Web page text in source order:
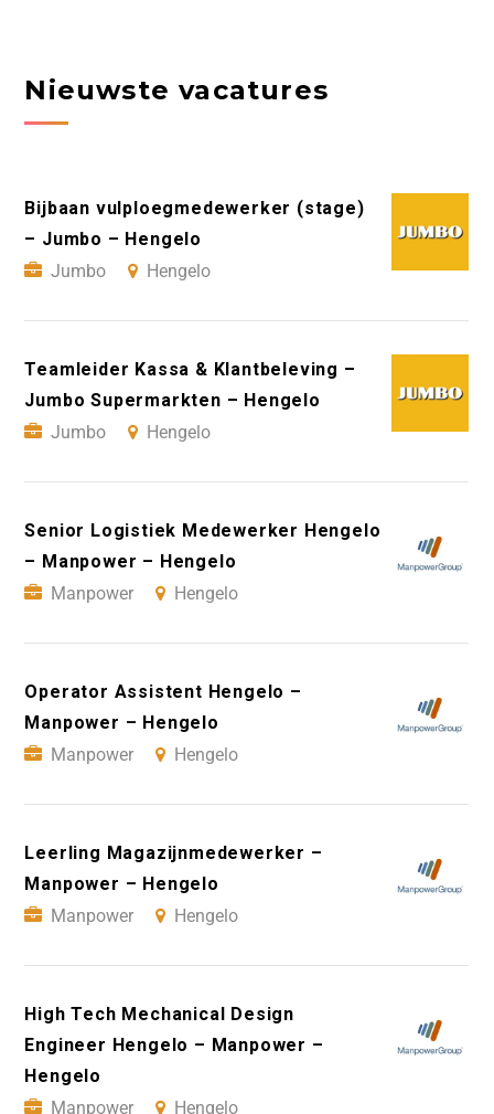
Nieuwste vacatures
Bijbaan vulploegmedewerker (stage)
– Jumbo – Hengelo
Jumbo
Hengelo
Teamleider Kassa & Klantbeleving –
Jumbo Supermarkten – Hengelo
Jumbo
Hengelo
Senior Logistiek Medewerker Hengelo
– Manpower – Hengelo
Manpower
Hengelo
Operator Assistent Hengelo –
Manpower – Hengelo
Manpower
Hengelo
Leerling Magazijnmedewerker –
Manpower – Hengelo
Manpower
Hengelo
High Tech Mechanical Design
Engineer Hengelo – Manpower –
Hengelo
Manpower
Hengelo